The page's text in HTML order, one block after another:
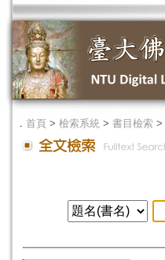
． 首頁 > 檢索系統 > 書目檢索 >